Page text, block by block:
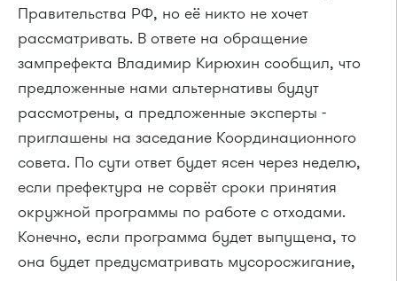
Правительства РФ, но её никто не хочет
рассматривать. В ответе на обращение
зампрефекта Владимир Кирюхин сообщил, что
предложенные нами альтернативы будут
рассмотрены, а предложенные эксперты -
приглашены на заседание Координационного
совета. По сути ответ будет ясен через неделю,
если префектура не сорвёт сроки принятия
окружной программы по работе с отходами.
Конечно, если программа будет выпущена, то
она будет предусматривать мусоросжигание,